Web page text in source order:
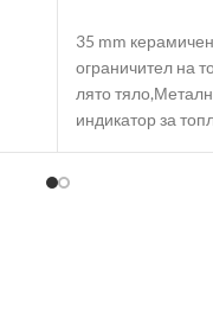
35 mm
ограничител на
лято
индикатор за